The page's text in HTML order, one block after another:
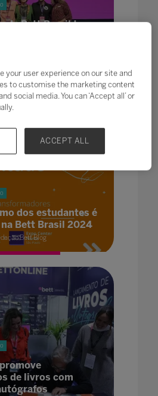
da Bett Brasil traz
e gestão na
Bett Blog
dos estudantes é
Bett Brasil 2024
Bett Blog
de livros com
your user experience on our site and
to customise the marketing content
social media. You can ‘Accept all’ or
ACCEPT ALL